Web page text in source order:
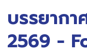
บรรยากา
2569 -